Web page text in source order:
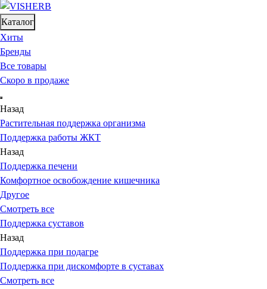
Каталог
Хиты
Бренды
Все товары
Скоро в продаже
Назад
Растительная поддержка организма
Поддержка работы ЖКТ
Назад
Поддержка печени
Комфортное освобождение кишечника
Другое
Смотреть все
Поддержка суставов
Назад
Поддержка при подагре
Поддержка при дискомфорте в суставах
Смотреть все